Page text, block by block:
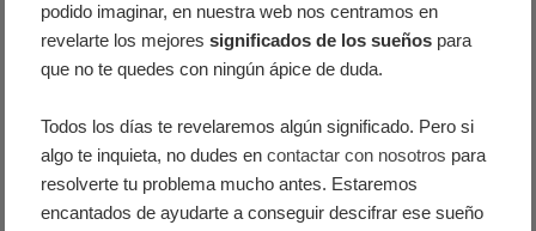
podido imaginar, en nuestra web nos centramos en
revelarte los mejoressignificados de los sueños para
que no te quedes con ningún ápice de duda.
Todos los días te revelaremos algún significado. Pero si
algo te inquieta, no dudes encontactar con nosotros para
resolverte tu problema mucho antes. Estaremos
encantados de ayudarte a conseguir descifrar ese sueño